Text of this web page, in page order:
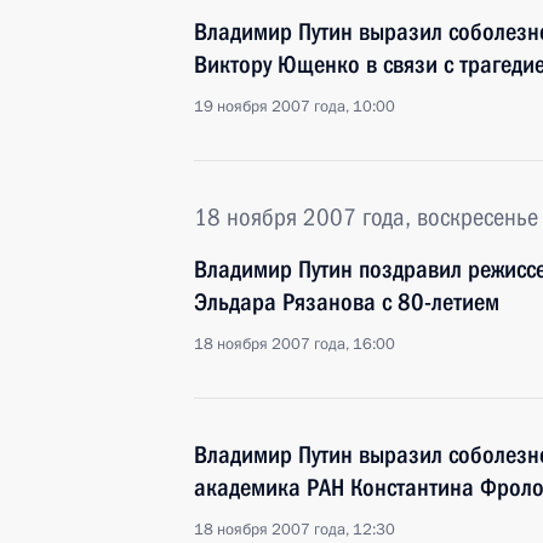
Владимир Путин выразил
Виктору Ющенко в связи с
19 ноября 2007 года, 10:00
18 ноября 2007 года, воскресенье
Владимир Путин поздравил
Эльдара Рязанова с 80-летием
18 ноября 2007 года, 16:00
Владимир Путин выразил
академика РАН Константина
18 ноября 2007 года, 12:30